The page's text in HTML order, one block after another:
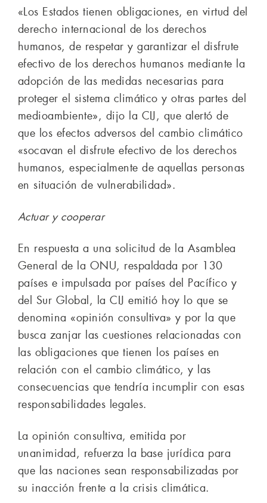
«Los Estados tienen obligaciones, en virtud del
derecho internacional de los derechos
humanos, de respetar y garantizar el disfrute
efectivo de los derechos humanos mediante la
adopción de las medidas necesarias para
proteger el sistema climático y otras partes del
medioambiente», dijo la CIJ, que alertó de
que los efectos adversos del cambio climático
«socavan el disfrute efectivo de los derechos
humanos, especialmente de aquellas personas
en situación de vulnerabilidad».
Actuar y cooperar
En respuesta a una solicitud de la Asamblea
General de la ONU, respaldada por 130
países e impulsada por países del Pacífico y
del Sur Global, la CIJ emitió hoy lo que se
denomina «opinión consultiva» y por la que
busca zanjar las cuestiones relacionadas con
las obligaciones que tienen los países en
relación con el cambio climático, y las
consecuencias que tendría incumplir con esas
responsabilidades legales.
La opinión consultiva, emitida por
unanimidad, refuerza la base jurídica para
que las naciones sean responsabilizadas por
su inacción frente a la crisis climática.